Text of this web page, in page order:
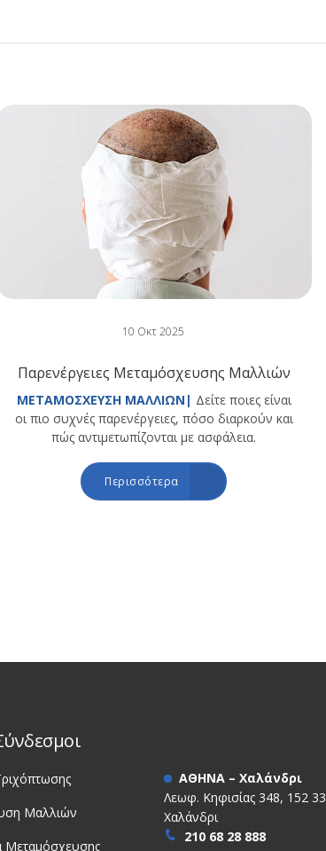
10 Οκτ 2025
Παρενέργειες Μεταμόσχευσης Μαλλιών
ΜΕΤΑΜΟΣΧΕΥΣΗ ΜΑΛΛΙΩΝ| Δείτε ποιες είναι
οι πιο συχνές παρενέργειες, πόσο διαρκούν και
πώς αντιμετωπίζονται με ασφάλεια.
Περισσότερα
Μαλλιών
Μεταμόσχευσης
ΑΘΗΝΑ – Χαλάνδρι
Λεωφ. Κηφισίας 348, 152 33
Χαλάνδρι
210 68 28 888